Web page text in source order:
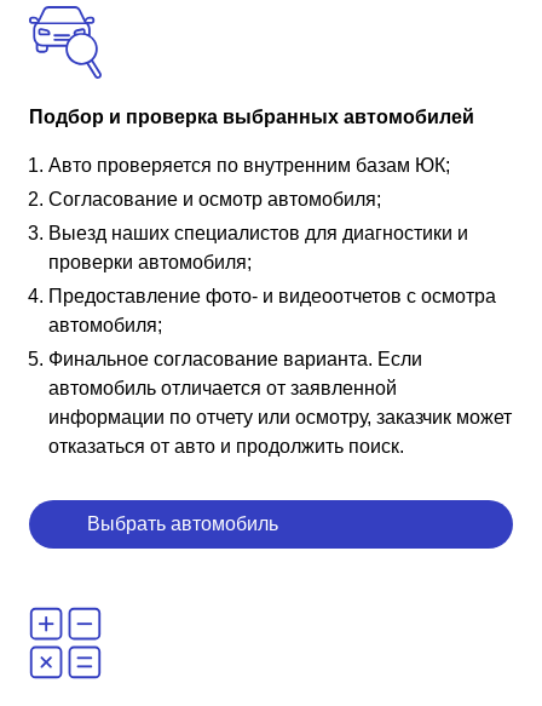
Подбор и проверка выбранных автомобилей
Авто проверяется по внутренним базам ЮК;
Согласование и осмотр автомобиля;
Выезд наших специалистов для диагностики и
проверки автомобиля;
Предоставление фото- и видеоотчетов с осмотра
автомобиля;
Финальное согласование варианта. Если
автомобиль отличается от заявленной
информации по отчету или осмотру, заказчик может
отказаться от авто и продолжить поиск.
Выбрать автомобиль